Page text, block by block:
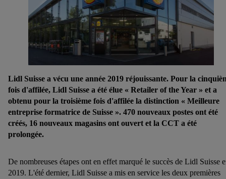
Lidl Suisse a vécu une année 2019 réjouissante. Pour la
fois d'affilée, Lidl Suisse a été élue « Retailer of the Year » et a
obtenu pour la troisième fois d'affilée la distinction « Meilleure
entreprise formatrice de Suisse ». 470 nouveaux postes ont été
créés, 16 nouveaux magasins ont ouvert et la CCT a été
prolongée.
De nombreuses étapes ont en effet marqué le succès de Lidl Suisse
2019. L'été dernier, Lidl Suisse a mis en service les deux premières